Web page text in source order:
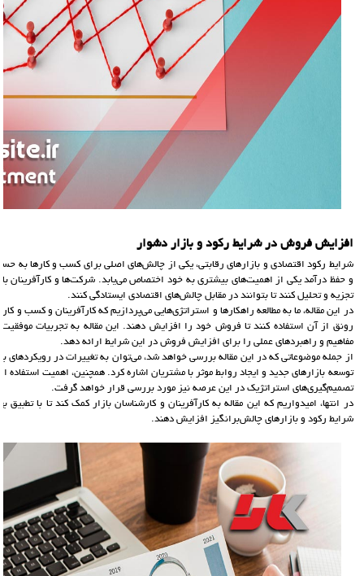
افزایش فروش در شرایط رکود و بازار دشوار
شرایط رکود اقتصادی و بازارهای رقابتی، یکی از چالش‌های اصلی برای کسب و کارها به
و حفظ درآمد یکی از اهمیت‌های بیشتری به خود اختصاص می‌یابد. شرکت‌ها و کارآفرینان
تجزیه و تحلیل کنند تا بتوانند در مقابل چالش‌های اقتصادی ایستادگی کنند.
در این مقاله، ما به مطالعه راهکارها و استراتژی‌هایی می‌پردازیم که کارآفرینان و کسب و
رونق از آن استفاده کنند تا فروش خود را افزایش دهند. این مقاله به تجربیات
مفاهیم و راهبردهای عملی را برای افزایش فروش در این شرایط ارائه دهد.
از جمله موضوعاتی که در این مقاله بررسی خواهد شد، می‌توان به تغییرات در رویکردهای
توسعه بازارهای جدید و ایجاد روابط موثر با مشتریان اشاره کرد. همچنین، اهمیت
تصمیم‌گیری‌های استراتژیک در این عرصه نیز مورد بررسی قرار خواهد گرفت.
در انتها، امیدواریم که این مقاله به کارآفرینان و کارشناسان بازار کمک کند تا با
شرایط رکود و بازارهای چالش‌برانگیز افزایش دهند.